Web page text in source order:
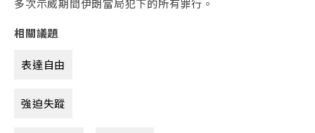
相關議題
表達自由
強迫失蹤